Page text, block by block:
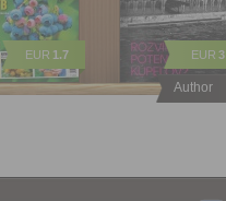
Author
EUR 1.7 EUR 3